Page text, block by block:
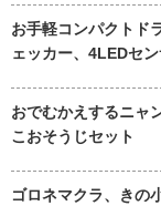
お手軽コンパクトド
ェッカー、4LEDセ
おでむかえするニャ
こおそうじセット
ゴロネマクラ、きの